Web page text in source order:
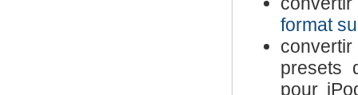
format
presets
pour